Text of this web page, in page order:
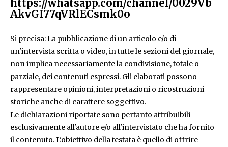
https://whatsapp.com/channel/0029Vb
AkvGI77qVRlECsmk0o
Si precisa: La pubblicazione di un articolo e/o di
un'intervista scritta o video, in tutte le sezioni del giornale,
non implica necessariamente la condivisione, totale o
parziale, dei contenuti espressi. Gli elaborati possono
rappresentare opinioni, interpretazioni o ricostruzioni
storiche anche di carattere soggettivo.
Le dichiarazioni riportate sono pertanto attribuibili
esclusivamente all'autore e/o all'intervistato che ha fornito
il contenuto. L'obiettivo della testata è quello di offrire